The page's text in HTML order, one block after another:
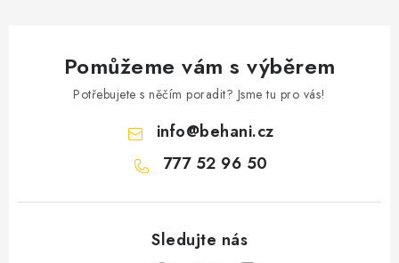
Pomůžeme vám s výběrem
Potřebujete s něčím poradit? Jsme tu pro vás!
info@behani.cz
777 52 96 50